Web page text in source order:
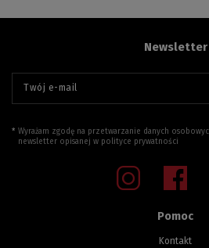
Pomoc
Kontakt
Newsletter
Twój e-mail
Wyrażam zgodę na przetwarzanie danych
newsletter opisanej w polityce prywatności